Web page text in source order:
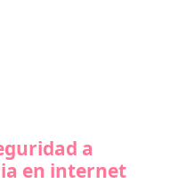
a
en internet